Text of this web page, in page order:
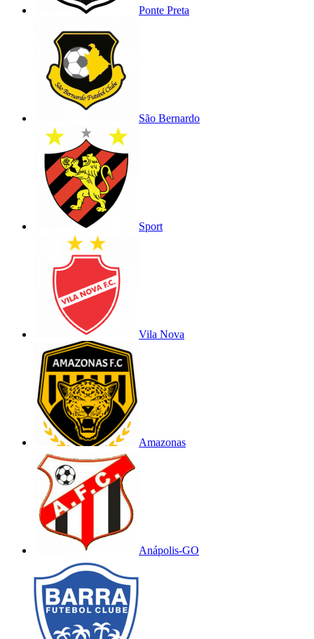
Ponte Preta
São Bernardo
Sport
Vila Nova
Amazonas
Anápolis-GO